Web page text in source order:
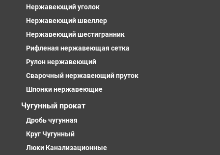
Нержавеющий уголок
Нержавеющий швеллер
Нержавеющий шестигранник
Рифленая нержавеющая сетка
Рулон нержавеющий
Сварочный нержавеющий пруток
Шпонки нержавеющие
Чугунный прокат
Дробь чугунная
Круг Чугунный
Люки Канализационные